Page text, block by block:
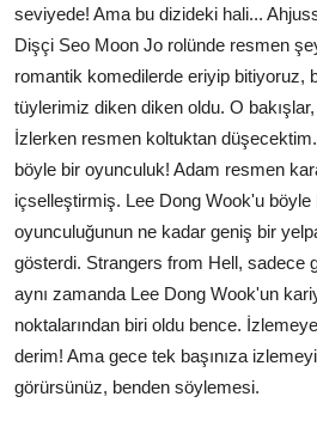
seviyede! Ama bu dizideki hali...
Dişçi Seo Moon Jo rolünde resmen
romantik komedilerde eriyip bitiyoruz,
tüylerimiz diken diken oldu. O
İzlerken resmen koltuktan
böyle bir oyunculuk! Adam resmen
içselleştirmiş. Lee Dong Wook'u böyle
oyunculuğunun ne kadar geniş bir
gösterdi. Strangers from Hell, sadece
aynı zamanda Lee Dong Wook'un
noktalarından biri oldu bence.
derim! Ama gece tek başınıza
görürsünüz, benden söylemesi.